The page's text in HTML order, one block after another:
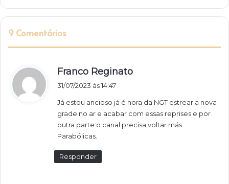
9 Comentários
Franco Reginato
s
e
:
31/07/2023 às 14:47
Já estou ancioso já é hora da NGT estrear a nova
grade no ar e acabar com essas reprises e por
outra parte o canal precisa voltar más
Parabólicas.
Responder